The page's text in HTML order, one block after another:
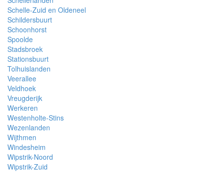
Schelle-Zuid en Oldeneel
Schildersbuurt
Schoonhorst
Spoolde
Stadsbroek
Stationsbuurt
Tolhuislanden
Veerallee
Veldhoek
Vreugderijk
Werkeren
Westenholte-Stins
Wezenlanden
Wijthmen
Windesheim
Wipstrik-Noord
Wipstrik-Zuid